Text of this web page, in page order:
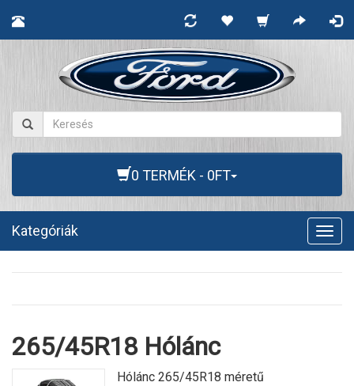
0 TERMÉK - 0FT
Kategóriák
265/45R18 Hólánc
Hólánc 265/45R18 méretű